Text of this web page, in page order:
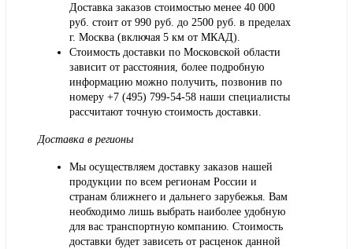
Доставка заказов стоимостью менее 40 000
руб. стоит от 990 руб. до 2500 руб. в пределах
г. Москва (включая 5 км от МКАД).
Стоимость доставки по Московской области
зависит от расстояния, более подробную
информацию можно получить, позвонив по
номеру +7 (495) 799-54-58 наши специалисты
рассчитают точную стоимость доставки.
Доставка в регионы
Мы осуществляем доставку заказов нашей
продукции по всем регионам России и
странам ближнего и дальнего зарубежья. Вам
необходимо лишь выбрать наиболее удобную
для вас транспортную компанию. Стоимость
доставки будет зависеть от расценок данной